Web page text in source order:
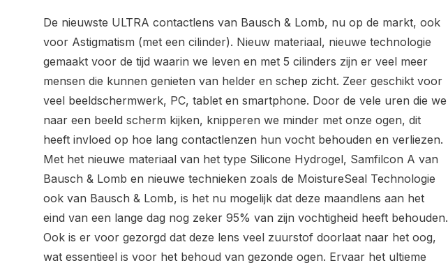
De nieuwste ULTRA contactlens van Bausch & Lomb, nu op de markt, ook
voor Astigmatism (met een cilinder). Nieuw materiaal, nieuwe technologie
gemaakt voor de tijd waarin we leven en met 5 cilinders zijn er veel meer
mensen die kunnen genieten van helder en schep zicht. Zeer geschikt voor
veel beeldschermwerk, PC, tablet en smartphone. Door de vele uren die we
naar een beeld scherm kijken, knipperen we minder met onze ogen, dit
heeft invloed op hoe lang contactlenzen hun vocht behouden en verliezen.
Met het nieuwe materiaal van het type Silicone Hydrogel, Samfilcon A van
Bausch & Lomb en nieuwe technieken zoals de MoistureSeal Technologie
ook van Bausch & Lomb, is het nu mogelijk dat deze maandlens aan het
eind van een lange dag nog zeker 95% van zijn vochtigheid heeft behouden.
Ook is er voor gezorgd dat deze lens veel zuurstof doorlaat naar het oog,
wat essentieel is voor het behoud van gezonde ogen. Ervaar het ultieme